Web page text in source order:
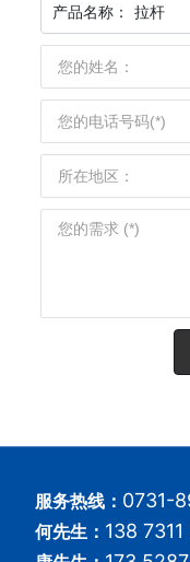
产品名称： 拉杆
服务热线： 0731-
何先生： 138 7311